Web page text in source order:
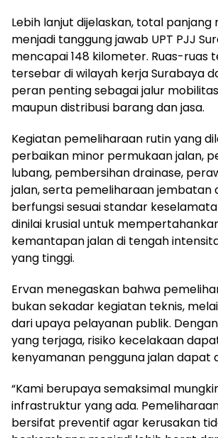
Lebih lanjut dijelaskan, total panjang
menjadi tanggung jawab UPT PJJ
mencapai 148 kilometer. Ruas-ruas
tersebar di wilayah kerja Surabaya
peran penting sebagai jalur
maupun distribusi barang dan jasa.
Kegiatan pemeliharaan rutin yang
perbaikan minor permukaan jalan,
lubang, pembersihan drainase,
jalan, serta pemeliharaan jembatan
berfungsi sesuai standar
dinilai krusial untuk
kemantapan jalan di tengah
yang tinggi.
Ervan menegaskan bahwa
bukan sekadar kegiatan teknis,
dari upaya pelayanan publik.
yang terjaga, risiko kecelakaan
kenyamanan pengguna jalan dapat
“Kami berupaya semaksimal
infrastruktur yang ada.
bersifat preventif agar kerusakan